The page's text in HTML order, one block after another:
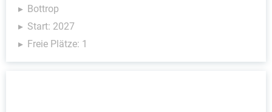
Bottrop
Start: 2027
Freie Plätze: 1